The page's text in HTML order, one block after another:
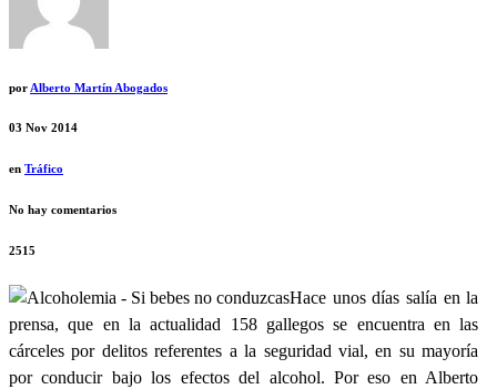
por Alberto Martín Abogados
03 Nov 2014
en Tráfico
No hay comentarios
2515
Hace unos días salía en la
prensa, que en la actualidad 158 gallegos se encuentra en las
cárceles por delitos referentes a la seguridad vial, en su mayoría
por conducir bajo los efectos del alcohol. Por eso en Alberto